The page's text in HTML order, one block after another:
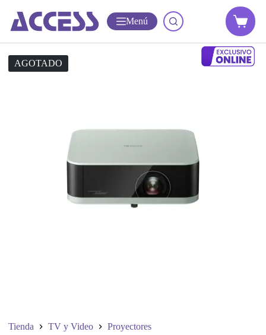
Menú
AGOTADO
Tienda TV y Video Proyectores